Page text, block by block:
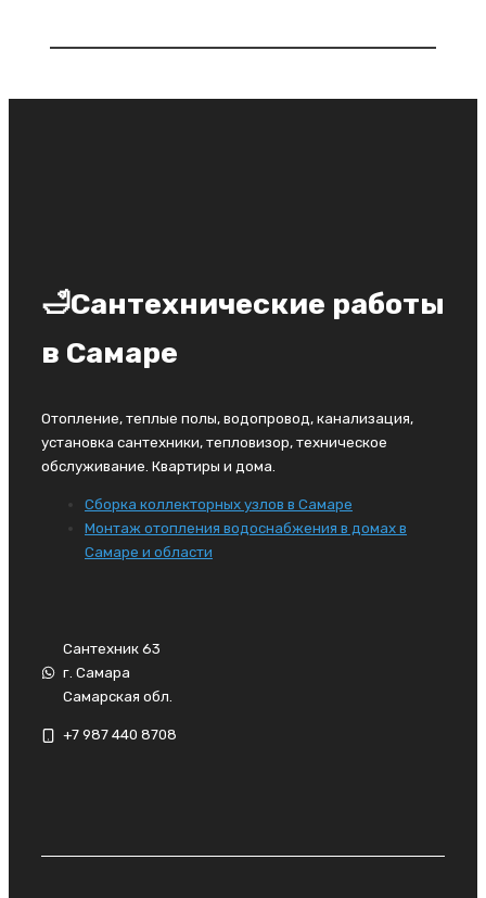
🛁Сантехнические работы
в Самаре
Отопление, теплые полы, водопровод, канализация,
установка сантехники, тепловизор, техническое
обслуживание. Квартиры и дома.
Сборка коллекторных узлов в Самаре
Монтаж отопления водоснабжения в домах в
Самаре и области
Сантехник 63
г. Самара
Самарская обл.
+7 987 440 8708